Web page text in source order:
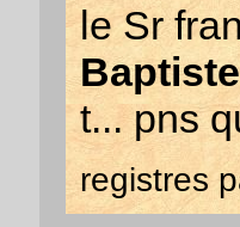
le Sr
t... pns
registres